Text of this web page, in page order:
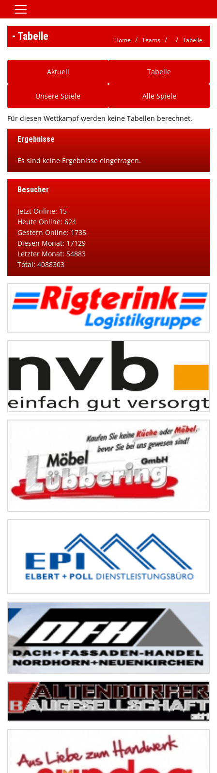
Home
Vereinsnews
Spielbetrieb
Verein/Satzung
Downloads
Galerie
HSG Jobbörse
- Tabelle Home Teams Tabelle
Aktuell Tabelle
Unsere Spiele Alle Spiele
Für diesen Wettkampf werden keine Tabellen berechnet.
Ergebnisse
Es sind keine Ergebnisse eingetragen.
Besucher
Jetzt Online: 15
Heute Online: 624
Gestern Online: 1735
Diesen Monat: 17129
Letzter Monat: 54883
Total: 4088303